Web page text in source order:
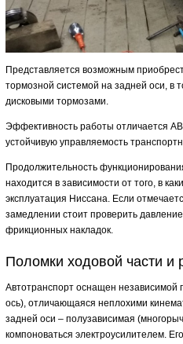
Представляется возможным
тормозной системой на задней оси, в
дисковыми тормозами.
Эффективность работы отличается
устойчивую управляемость
Продолжительность
находится в зависимости от того, в
эксплуатация Ниссана. Если
замедлении стоит проверить
фрикционных накладок.
Поломки ходовой части и
Автотранспорт оснащен независимой
ось), отличающаяся неплохими
задней оси – полузависимая
компоноваться электроусилителем.